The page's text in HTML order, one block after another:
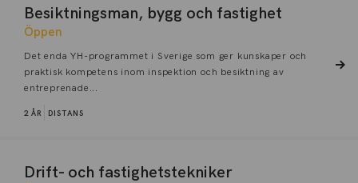
Besiktningsman, bygg och fastighet
Öppen
Det enda YH-programmet i Sverige som ger kunskaper och
praktisk kompetens inom inspektion och besiktning av
entreprenade...
2 ÅR DISTANS
Drift- och fastighetstekniker